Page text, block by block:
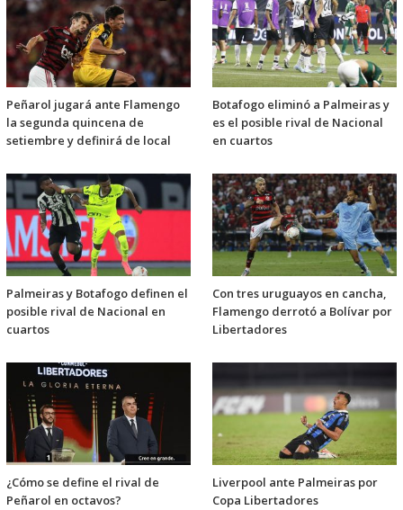
Peñarol jugará ante Flamengo
la segunda quincena de
setiembre y definirá de local
Botafogo eliminó a Palmeiras y
es el posible rival de Nacional
en cuartos
Palmeiras y Botafogo definen el
posible rival de Nacional en
cuartos
Con tres uruguayos en cancha,
Flamengo derrotó a Bolívar por
Libertadores
¿Cómo se define el rival de
Peñarol en octavos?
Liverpool ante Palmeiras por
Copa Libertadores